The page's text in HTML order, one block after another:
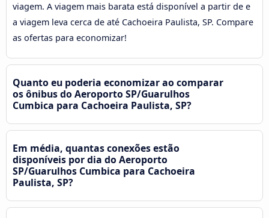
viagem. A viagem mais barata está disponível a partir de e
a viagem leva cerca de até Cachoeira Paulista, SP. Compare
as ofertas para economizar!
Quanto eu poderia economizar ao comparar
os ônibus do Aeroporto SP/Guarulhos
Cumbica para Cachoeira Paulista, SP?
Em média, quantas conexões estão
disponíveis por dia do Aeroporto
SP/Guarulhos Cumbica para Cachoeira
Paulista, SP?